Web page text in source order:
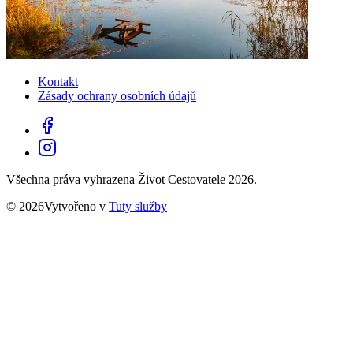
Kontakt
Zásady ochrany osobních údajů
Všechna práva vyhrazena Život Cestovatele 2026.
© 2026Vytvořeno v Tuty služby